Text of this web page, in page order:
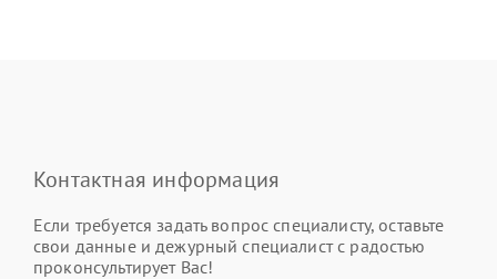
Контактная информация
Если требуется задать вопрос специалисту, оставьте
свои данные и дежурный специалист с радостью
проконсультирует Вас!